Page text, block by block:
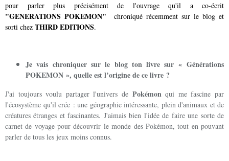
pour parler plus précisément de l'ouvrage qu'il a co-écrit
"GENERATIONS POKEMON" chroniqué récemment sur le blog et
sorti chez THIRD EDITIONS.
Je vais chroniquer sur le blog ton livre sur « Générations
POKEMON », quelle est l’origine de ce livre ?
J'ai toujours voulu partager l'univers de Pokémonqui me fascine par
l'écosystème qu'il crée : une géographie intéressante, plein d'animaux et de
créatures étranges et fascinantes. J'aimais bien l'idée de faire une sorte de
carnet de voyage pour découvrir le monde des Pokémon, tout en pouvant
parler de tous les jeux moins connus.